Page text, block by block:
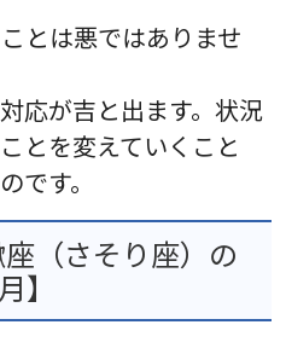
とは悪ではありませ
応が吉と出ます。状況
とを変えていくこと
です。
座（さそり座）の
】